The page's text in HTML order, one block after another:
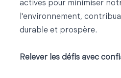
actives pour minimiser
l'environnement,
durable et prospère.
Relever les défis avec